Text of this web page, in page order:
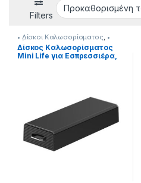
Filters
• Δίσκοι Καλωσορίσματος •
Δίσκοι Καλωσορίσματος
Horeca & Airbnb,Προετοιμασία
Πρωινού
Δίσκος Καλωσορίσματος
Mini Life για Εσπρεσσιέρα,